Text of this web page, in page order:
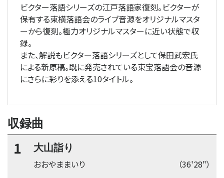
ビクター落語シリーズの江戸落語家復刻。ビクターが
保有する東横落語会のライブ音源をオリジナルマスタ
ーから復刻。極力オリジナルマスターに近い状態で収
録。
また、解説もビクター落語シリーズとして保田武宏氏
による新原稿。既に発売されている東宝落語会の音源
にさらに彩りを添える10タイトル。
収録曲
1 大山詣り
（36'28"）
おおやままいり